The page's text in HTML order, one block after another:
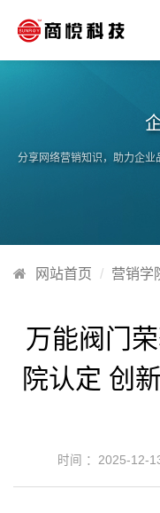
分享网络营销知识，助力企
网站首页 营销学
万能阀门
院认定 创
时间 ：2025-12-